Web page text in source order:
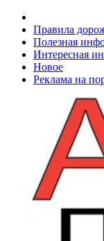
Правила
Полезная
Интересная
Новое
Реклама на